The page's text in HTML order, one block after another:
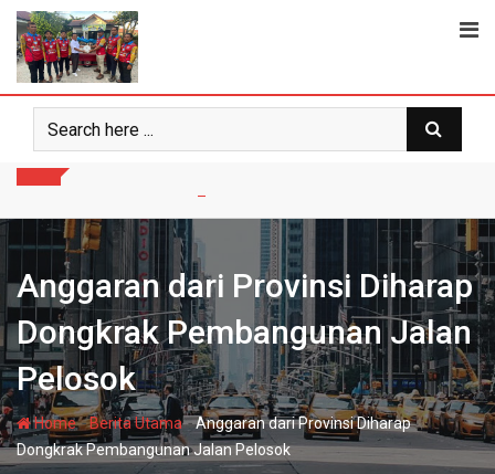
Skip
content
Anggaran dari Provinsi Diharap
Dongkrak Pembangunan Jalan
Pelosok
Home-Berita Utama-Anggaran dari Provinsi Diharap
Dongkrak Pembangunan Jalan Pelosok